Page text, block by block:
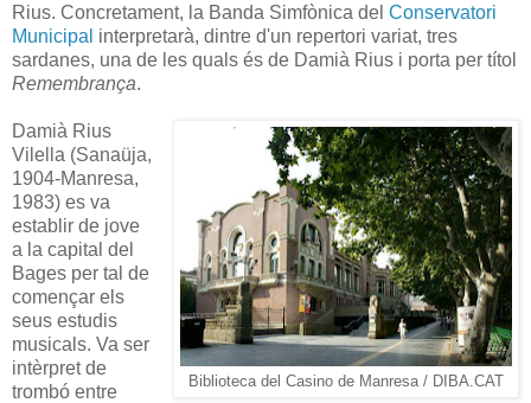
Rius. Concretament, la Banda Simfònica del Conservatori
Municipal interpretarà, dintre d'un repertori variat, tres
sardanes, una de les quals és de Damià Rius i porta per títol
Remembrança.
Biblioteca del Casino de Manresa / DIBA.CAT
Damià Rius
Vilella (Sanaüja,
1904-Manresa,
1983) es va
establir de jove
a la capital del
Bages per tal de
començar els
seus estudis
musicals. Va ser
intèrpret de
trombó entre